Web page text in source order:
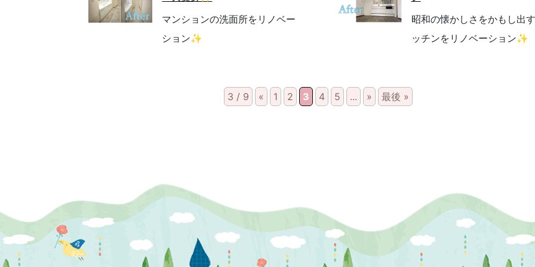
マンションの洗面所をリノベー
ション✨
昭和の懐かしさをかもし出
ッチンをリノベーション✨
3 / 9 « 1 2 3 4 5 ... » 最後 »